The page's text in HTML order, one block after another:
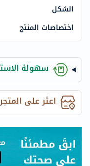
الشكل
اختصاصات المنتج
سهولة
اعثر على المتجر